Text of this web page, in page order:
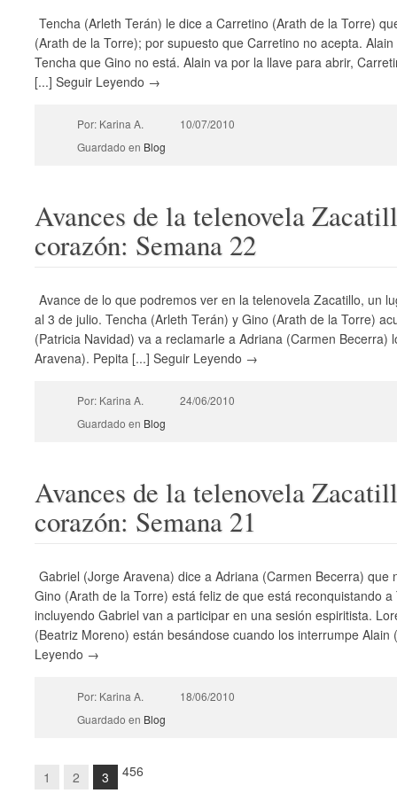
Tencha (Arleth Terán) le dice a Carretino (Arath de la Torre)
(Arath de la Torre); por supuesto que Carretino no acepta.
Tencha que Gino no está. Alain va por la llave para abrir,
[...] Seguir Leyendo →
Por: Karina A.
10/07/2010
Guardado en Blog
Avances de la telenovela
corazón: Semana 22
Avance de lo que podremos ver en la telenovela Zacatillo, un
al 3 de julio. Tencha (Arleth Terán) y Gino (Arath de la Torre)
(Patricia Navidad) va a reclamarle a Adriana (Carmen Becerra)
Aravena). Pepita [...] Seguir Leyendo →
Por: Karina A.
24/06/2010
Guardado en Blog
Avances de la telenovela
corazón: Semana 21
Gabriel (Jorge Aravena) dice a Adriana (Carmen Becerra) que
Gino (Arath de la Torre) está feliz de que está reconquistando
incluyendo Gabriel van a participar en una sesión espiritista.
(Beatriz Moreno) están besándose cuando los interrumpe
Leyendo →
Por: Karina A.
18/06/2010
Guardado en Blog
1 2 3 456